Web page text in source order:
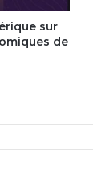
sur
de